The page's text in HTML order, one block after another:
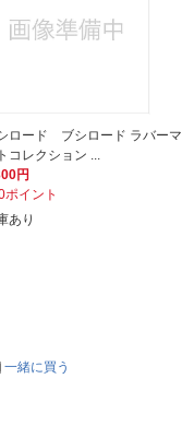
ロード ブシロード ラバーマ
コレクション ...
円
ポイント
あり
一緒に買う